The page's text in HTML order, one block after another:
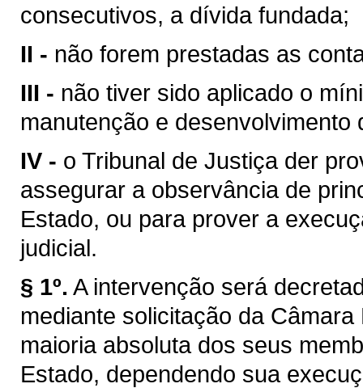
consecutivos, a dívida fundada;
II - não forem prestadas as
III - não tiver sido aplicado o
manutenção e desenvolvimento
IV - o Tribunal de Justiça der
assegurar a observância de
Estado, ou para prover a
judicial.
§ 1º. A intervenção será
mediante solicitação da
maioria absoluta dos seus
Estado, dependendo sua